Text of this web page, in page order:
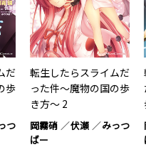
だ
歩
つ
転生したらスライムだ
った件～魔物の国の歩
き方～ 2
岡霧硝 伏瀬
みっつ
ばー